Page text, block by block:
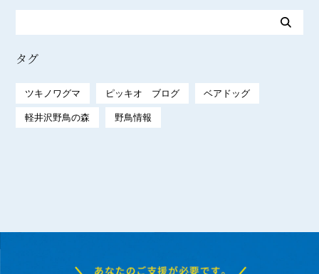
タグ
ツキノワグマ ピッキオ ブログ ベアドッグ
軽井沢野鳥の森 野鳥情報